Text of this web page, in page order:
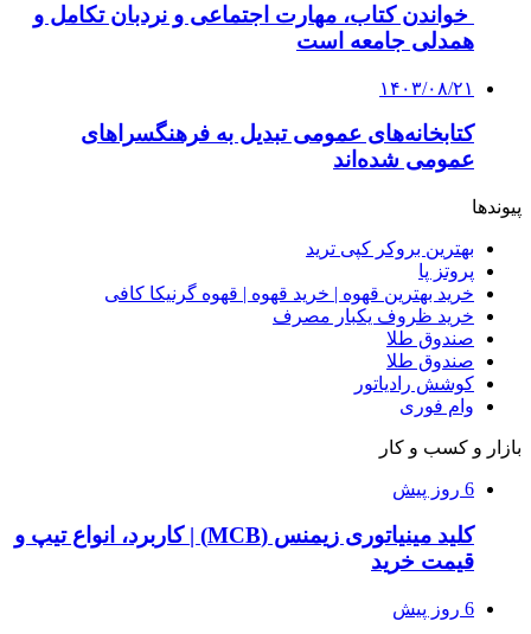
خواندن کتاب، مهارت اجتماعی و نردبان تکامل و
همدلی جامعه است
۱۴۰۳/۰۸/۲۱
کتابخانه‌های عمومی تبدیل به فرهنگسراهای
عمومی شده‌اند
پیوندها
بهترین بروکر کپی ترید
پروتز پا
خرید بهترین قهوه | خرید قهوه | قهوه گرنیکا کافی
خرید ظروف یکبار مصرف
صندوق طلا
صندوق طلا
کوشش رادیاتور
وام فوری
بازار و کسب و کار
6 روز پیش
کلید مینیاتوری زیمنس (MCB) | کاربرد، انواع تیپ و
قیمت خرید
6 روز پیش